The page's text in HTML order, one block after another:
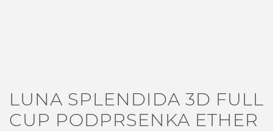
LUNA SPLENDIDA 3D FULL
CUP PODPRSENKA ETHER